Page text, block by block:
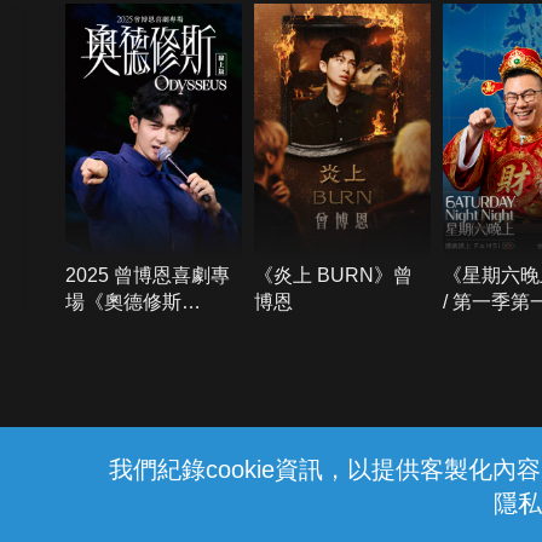
我們紀錄cookie資訊，以提供客製化內
隱
2025 曾博恩喜劇專
場《奧德修斯
《炎上 BURN》曾
博恩
《星期六
/ 第一季第